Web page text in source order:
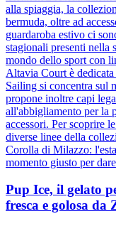
alla spiaggia, la
bermuda, oltre ad
guardaroba estivo ci
stagionali presenti nella
mondo dello sport con
Altavia Court è
Sailing si concentra sul
propone inoltre capi
all'abbigliamento per la
accessori. Per scoprire
diverse linee della
Corolla di Milazzo:
momento giusto per
Pup Ice, il gelato
fresca e golosa da